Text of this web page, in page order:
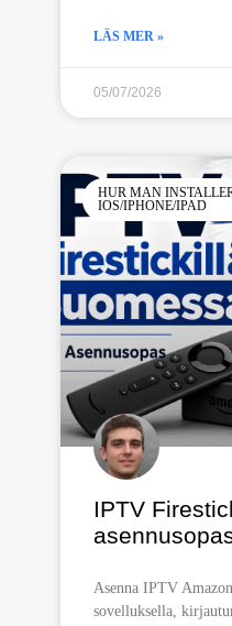
LÄS MER »
05/07/2026
HUR MAN
IOS/IPHONE/IPAD
IPTV
Asenna IPTV
sovelluksella,